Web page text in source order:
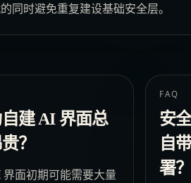
同时避免重复建设基础安全层。
建 AI 界面总
？
界面初期可能需要大量
FAQ
安
自
署？